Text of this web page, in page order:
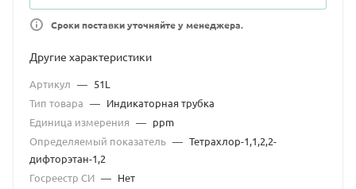
Сроки поставки уточняйте у менеджера.
Другие характеристики
Артикул — 51L
Тип товара — Индикаторная трубка
Единица измерения — ppm
Определяемый показатель — Тетрахлор-1,1,2,2-
дифторэтан-1,2
Госреестр СИ — Нет